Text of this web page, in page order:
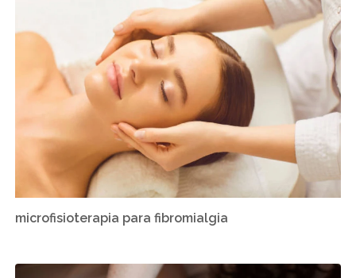
microfisioterapia para fibromialgia